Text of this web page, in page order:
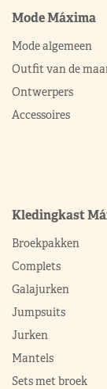
Mode Máxima
Mode algemeen
Outfit van de
Ontwerpers
Accessoires
Kledingkast
Broekpakken
Complets
Galajurken
Jumpsuits
Jurken
Mantels
Sets met broek